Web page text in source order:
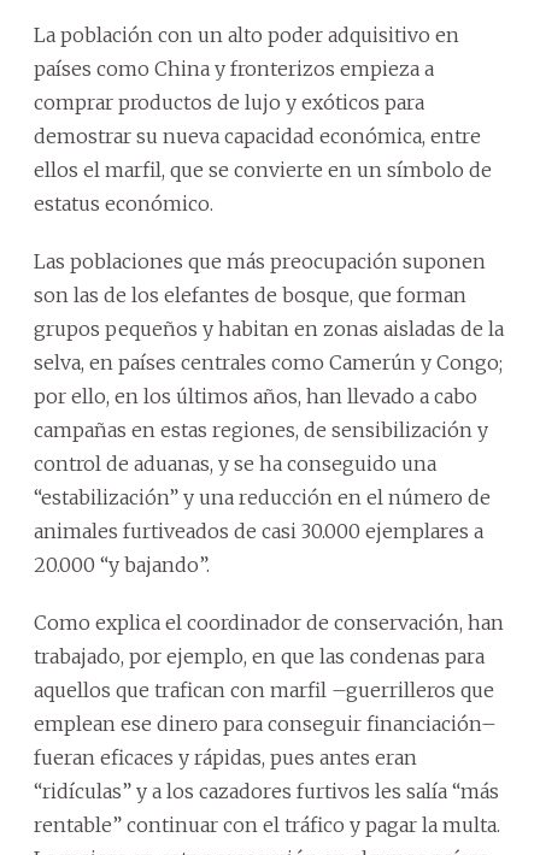
La población con un alto poder adquisitivo en
países como China y fronterizos empieza a
comprar productos de lujo y exóticos para
demostrar su nueva capacidad económica, entre
ellos el marfil, que se convierte en un símbolo de
estatus económico.
Las poblaciones que más preocupación suponen
son las de los elefantes de bosque, que forman
grupos pequeños y habitan en zonas aisladas de la
selva, en países centrales como Camerún y Congo;
por ello, en los últimos años, han llevado a cabo
campañas en estas regiones, de sensibilización y
control de aduanas, y se ha conseguido una
“estabilización” y una reducción en el número de
animales furtiveados de casi 30.000 ejemplares a
20.000 “y bajando”.
Como explica el coordinador de conservación, han
trabajado, por ejemplo, en que las condenas para
aquellos que trafican con marfil –guerrilleros que
emplean ese dinero para conseguir financiación–
fueran eficaces y rápidas, pues antes eran
“ridículas” y a los cazadores furtivos les salía “más
rentable” continuar con el tráfico y pagar la multa.